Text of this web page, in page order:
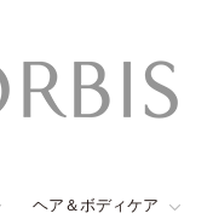
ヘア＆ボディケア